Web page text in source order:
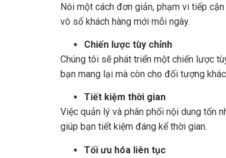
Nói một cách đơn giản, phạm vi tiếp
vô số khách hàng mới mỗi ngày.
Chiến lược tùy chỉnh
Chúng tôi sẽ phát triển một chiến lược
bạn mang lại mà còn cho đối tượng
Tiết kiệm thời gian
Việc quản lý và phân phối nội dung tốn
giúp bạn tiết kiệm đáng kể thời gian.
Tối ưu hóa liên tục